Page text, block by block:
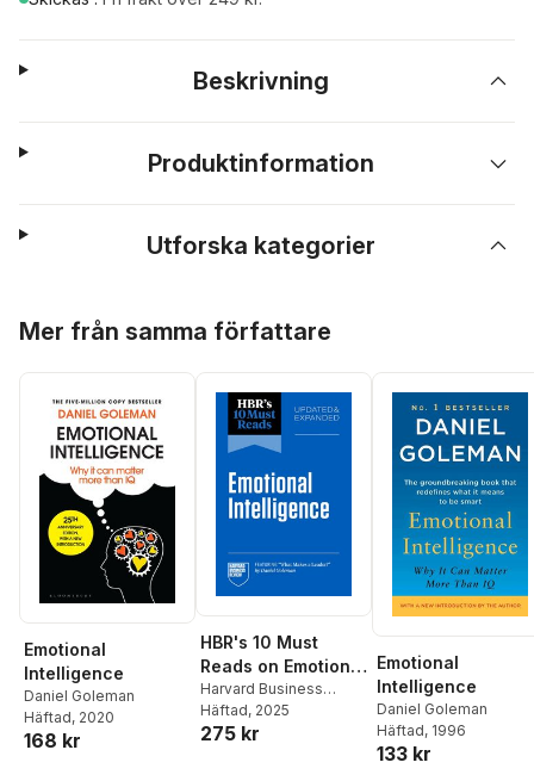
Beskrivning
Produktinformation
Utforska kategorier
Mer från samma författare
Emotional
Intelligence
Daniel Goleman
Häftad, 2020
168 kr
HBR's 10 Must
Reads on Emotional
Intelligence,
Updated and
Expanded
Harvard Business
Review ,Daniel
Goleman
Häftad, 2025
275 kr
Emotional
Intelligence
Daniel Goleman
Häftad, 1996
133 kr